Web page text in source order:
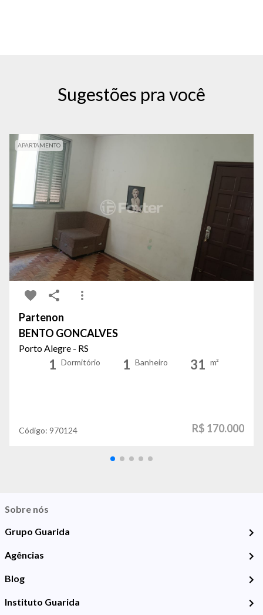
Sugestões pra você
APARTAMENTO
Partenon
BENTO GONCALVES
Porto Alegre - RS
1 Dormitório 1 Banheiro 31 m²
Código: 970124 R$ 170.000
Sobre nós
Grupo Guarida
Agências
Blog
Instituto Guarida